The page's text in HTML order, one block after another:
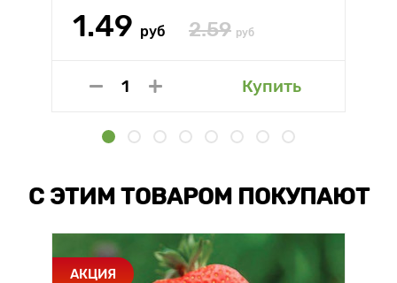
1.49 руб 2.59 руб
Купить
С ЭТИМ ТОВАРОМ ПОКУПАЮТ
АКЦИЯ